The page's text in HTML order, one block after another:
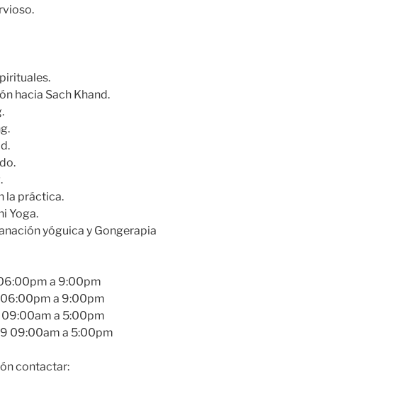
hacia Sach Khand.
la práctica.
Yoga.
yóguica y Gongerapia
a 9:00pm
a 9:00pm
09:00am a 5:00pm
09:00am a 5:00pm
contactar: